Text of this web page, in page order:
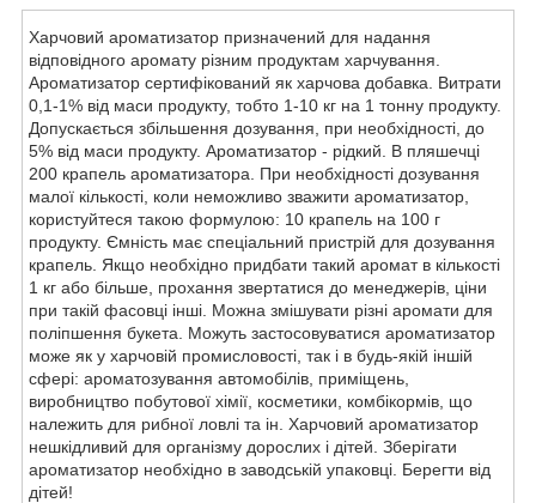
Харчовий ароматизатор призначений для надання
відповідного аромату різним продуктам харчування.
Ароматизатор сертифікований як харчова добавка. Витрати
0,1-1% від маси продукту, тобто 1-10 кг на 1 тонну продукту.
Допускається збільшення дозування, при необхідності, до
5% від маси продукту. Ароматизатор - рідкий. В пляшечці
200 крапель ароматизатора. При необхідності дозування
малої кількості, коли неможливо зважити ароматизатор,
користуйтеся такою формулою: 10 крапель на 100 г
продукту. Ємність має спеціальний пристрій для дозування
крапель. Якщо необхідно придбати такий аромат в кількості
1 кг або більше, прохання звертатися до менеджерів, ціни
при такій фасовці інші. Можна змішувати різні аромати для
поліпшення букета. Можуть застосовуватися ароматизатор
може як у харчовій промисловості, так і в будь-якій іншій
сфері: ароматозування автомобілів, приміщень,
виробництво побутової хімії, косметики, комбікормів, що
належить для рибної ловлі та ін. Харчовий ароматизатор
нешкідливий для організму дорослих і дітей. Зберігати
ароматизатор необхідно в заводській упаковці. Берегти від
дітей!